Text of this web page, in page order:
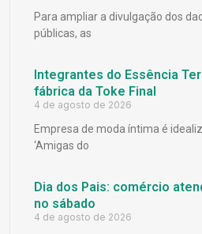
Para ampliar a divulgação dos
públicas, as
Integrantes do Essência
fábrica da Toke Final
4 de agosto de 2026
Empresa de moda íntima é
‘Amigas do
Dia dos Pais: comércio
no sábado
4 de agosto de 2026